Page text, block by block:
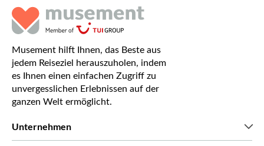
Musement hilft Ihnen, das Beste aus
jedem Reiseziel herauszuholen, indem
es Ihnen einen einfachen Zugriff zu
unvergesslichen Erlebnissen auf der
ganzen Welt ermöglicht.
Unternehmen